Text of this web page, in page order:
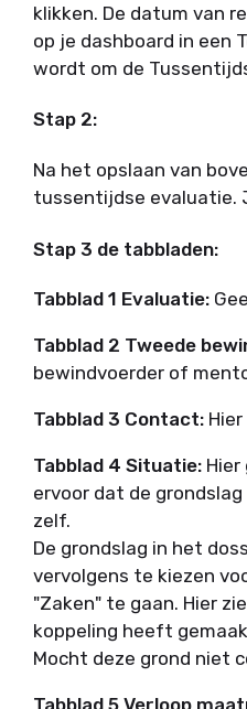
klikken. De datum van
op je dashboard in een
wordt om de
Stap 2:
Na het opslaan van
tussentijdse evaluatie.
Stap 3 de tabbladen:
Tabblad 1 Evaluatie:
Tabblad 2 Tweede
bewindvoerder of
Tabblad 3 Contact:
Tabblad 4 Situatie:
ervoor dat de
zelf.
De grondslag in het
vervolgens te kiezen
"Zaken" te gaan. Hier
koppeling heeft
Mocht deze grond niet